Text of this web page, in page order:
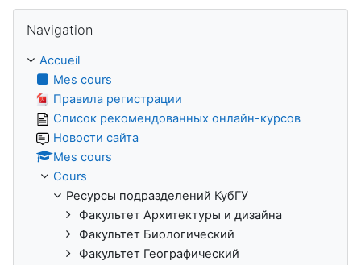
Navigation
Accueil
Mes cours
Правила регистрации
Список рекомендованных онлайн-курсов
Новости сайта
Mes cours
Cours
Ресурсы подразделений КубГУ
Факультет Архитектуры и дизайна
Факультет Биологический
Факультет Географический